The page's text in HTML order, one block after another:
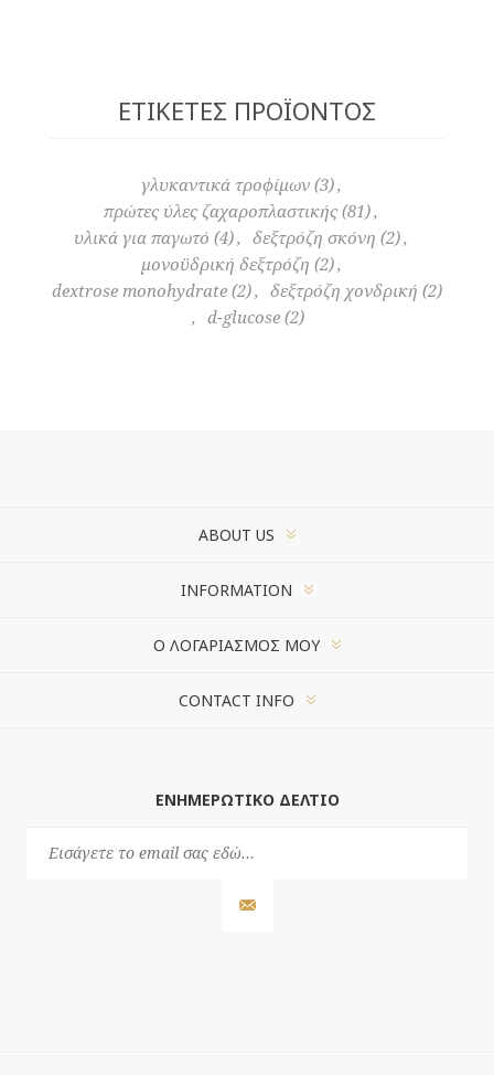
ΕΤΙΚΈΤΕΣ ΠΡΟΪΌΝΤΟΣ
γλυκαντικά τροφίμων (3),
πρώτες ύλες ζαχαροπλαστικής (81),
υλικά για παγωτό (4), δεξτρόζη σκόνη (2),
μονοϋδρική δεξτρόζη (2),
dextrose monohydrate (2), δεξτρόζη χονδρική (2)
,
d-glucose (2)
ABOUT US
INFORMATION
Ο ΛΟΓΑΡΙΑΣΜΌΣ ΜΟΥ
CONTACT INFO
ΕΝΗΜΕΡΩΤΙΚΌ ΔΕΛΤΊΟ